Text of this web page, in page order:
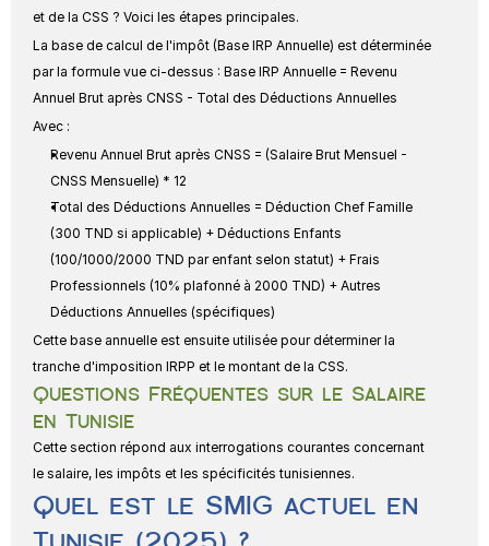
et de la CSS ? Voici les étapes principales.
La base de calcul de l'impôt (Base IRP Annuelle) est déterminée
par la formule vue ci-dessus : Base IRP Annuelle = Revenu
Annuel Brut après CNSS - Total des Déductions Annuelles
Avec :
Revenu Annuel Brut après CNSS = (Salaire Brut Mensuel -
CNSS Mensuelle) * 12
Total des Déductions Annuelles = Déduction Chef Famille
(300 TND si applicable) + Déductions Enfants
(100/1000/2000 TND par enfant selon statut) + Frais
Professionnels (10% plafonné à 2000 TND) + Autres
Déductions Annuelles (spécifiques)
Cette base annuelle est ensuite utilisée pour déterminer la
tranche d'imposition IRPP et le montant de la CSS.
Questions Fréquentes sur le Salaire
en Tunisie
Cette section répond aux interrogations courantes concernant
le salaire, les impôts et les spécificités tunisiennes.
Quel est le SMIG actuel en